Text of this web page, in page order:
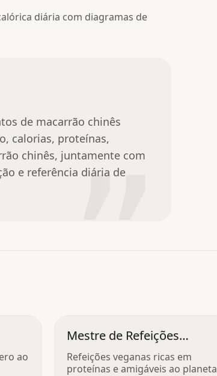
diária com diagramas de
de macarrão chinês
calorias, proteínas,
chinês, juntamente com
e referência diária de
”
ao
Mestre de Refeições
Veganas
Refeições veganas ricas em
proteínas e amigáveis ao planeta